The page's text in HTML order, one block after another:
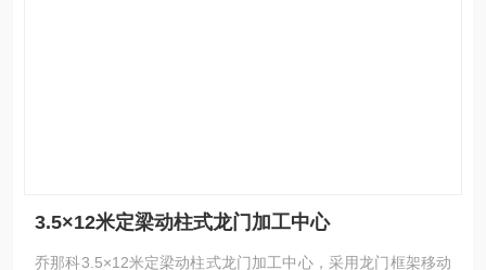
3.5×12米定梁动柱式龙门加工中心
乔那科3.5×12米定梁动柱式龙门加工中心，采用龙门框架移动